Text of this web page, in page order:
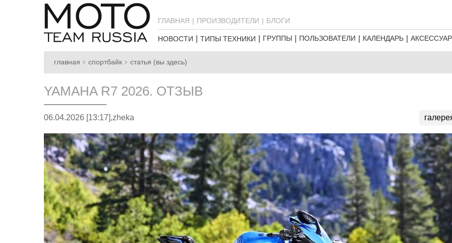
ГЛАВНАЯ ПРОИЗВОДИТЕЛИ БЛОГИ
НОВОСТИ ТИПЫ ТЕХНИКИ ГРУППЫ ПОЛЬЗОВАТЕЛИ КАЛЕНДАРЬ
главная спортбайк статья (вы здесь)
YAMAHA R7 2026. ОТЗЫВ
06.04.2026 [13:17],zheka